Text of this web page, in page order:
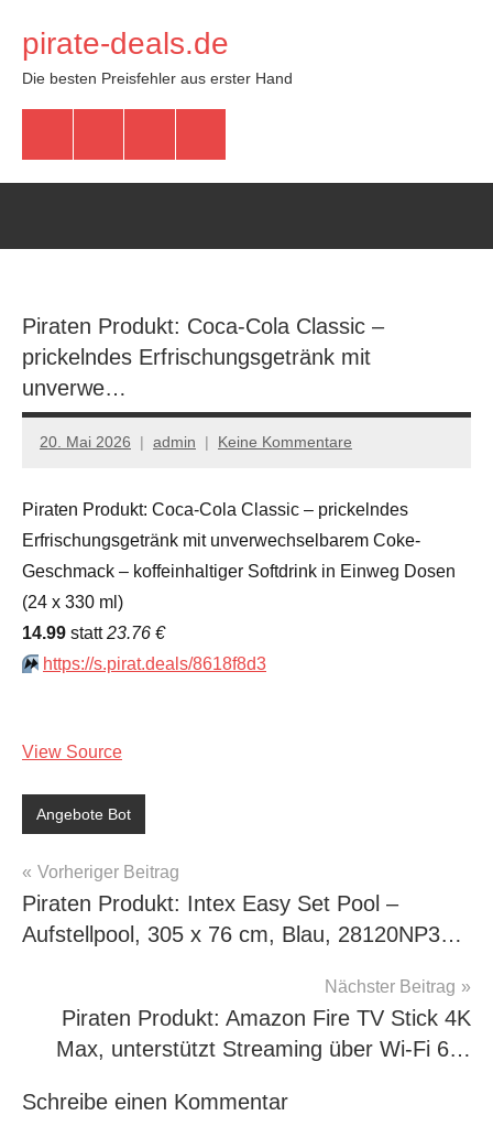
Inhalt
springen
pirate-deals.de
Die besten Preisfehler aus erster Hand
Piraten Produkt: Coca-Cola Classic –
prickelndes Erfrischungsgetränk mit
unverwe…
20. Mai 2026 admin Keine Kommentare
Piraten Produkt: Coca-Cola Classic – prickelndes
Erfrischungsgetränk mit unverwechselbarem Coke-
Geschmack – koffeinhaltiger Softdrink in Einweg Dosen
(24 x 330 ml)
14.99 statt23.76 €
⏩️ https://s.pirat.deals/8618f8d3
View Source
Angebote Bot
Beitragsnavigation
Vorheriger Beitrag
Piraten Produkt: Intex Easy Set Pool –
Aufstellpool, 305 x 76 cm, Blau, 28120NP3…
Nächster Beitrag
Piraten Produkt: Amazon Fire TV Stick 4K
Max, unterstützt Streaming über Wi-Fi 6…
Schreibe einen Kommentar